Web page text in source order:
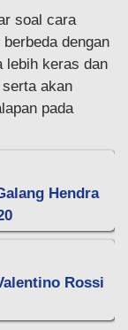
soal cara
dengan
lebih keras dan
akan
pada
Hendra
Rossi